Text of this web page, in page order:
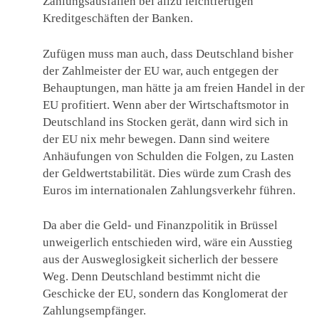
Kreditgeschäften der Banken.
Zufügen muss man auch, dass Deutschland bisher
der Zahlmeister der EU war, auch entgegen der
Behauptungen, man hätte ja am freien Handel in der
EU profitiert. Wenn aber der Wirtschaftsmotor in
Deutschland ins Stocken gerät, dann wird sich in
der EU nix mehr bewegen. Dann sind weitere
Anhäufungen von Schulden die Folgen, zu Lasten
der Geldwertstabilität. Dies würde zum Crash des
Euros im internationalen Zahlungsverkehr führen.
Da aber die Geld- und Finanzpolitik in Brüssel
unweigerlich entschieden wird, wäre ein Ausstieg
aus der Ausweglosigkeit sicherlich der bessere
Weg. Denn Deutschland bestimmt nicht die
Geschicke der EU, sondern das Konglomerat der
Zahlungsempfänger.